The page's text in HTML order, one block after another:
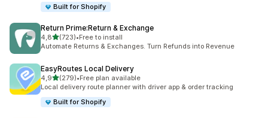
Built for Shopify
Return Prime:Return & Exchange
4,8stelle su 5
(723)
723 recensioni totali
•Free to install
Automate Returns & Exchanges. Turn Refunds into Revenue
EasyRoutes Local Delivery
4,9stelle su 5
(279)
279 recensioni totali
•Free plan available
Local delivery route planner with driver app & order tracking
Built for Shopify